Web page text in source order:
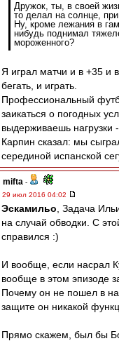
Дружок, ты, в своей
то делал на солнце,
Ну, кроме лежания в
нибудь поднимал
мороженного?
Я играл матчи и в +35 и
бегать, и играть.
Профессиональный
заикаться о погодных
выдерживаешь нагрузки
Карпин сказал: мы
серединой испанской
mifta -
29 июл 2016 04:02
Эскамильо , Задача
на случай обводки. С
справился :)
И вообще, если насрал
вообще в этом эпизоде
Почему он не пошел в
защите он никакой
Прямо скажем, был бы